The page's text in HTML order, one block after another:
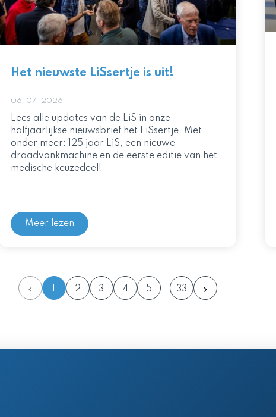
Het nieuwste LiSsertje is uit!
06-07-2026
Lees alle updates van de LiS in onze
halfjaarlijkse nieuwsbrief het LiSsertje. Met
onder meer: 125 jaar LiS, een nieuwe
draadvonkmachine en de eerste editie van het
medische keuzedeel!
Meer lezen
1 2 3 4 5 33